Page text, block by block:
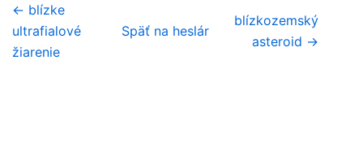
← blízke
ultrafialové
žiarenie
Späť na heslár
blízkozemský
asteroid →